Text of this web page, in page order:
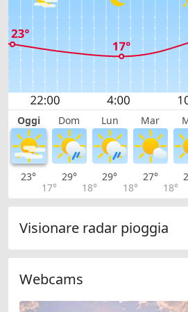
Oggi Dom Lun Mar
23°
17°
29°
18°
29°
18°
27°
18°
Visionare radar pioggia
Webcams